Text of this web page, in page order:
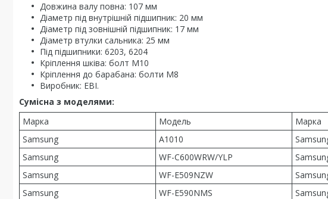
Довжина валу повна: 107 мм
Діаметр під внутрішній підшипник: 20 мм
Діаметр під зовнішній підшипник: 17 мм
Діаметр втулки сальника: 25 мм
Під підшипники: 6203, 6204
Кріплення шківа: болт М10
Кріплення до барабана: болти M8
Виробник: EBI.
Сумісна з моделями:
Марка
Модель Марка
Samsung
A1010
Samsung
WF-C600WRW/YLP
Samsung
WF-E509NZW
Samsung
WF-E590NMS